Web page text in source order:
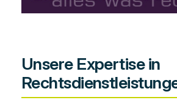
Unsere Expertise in